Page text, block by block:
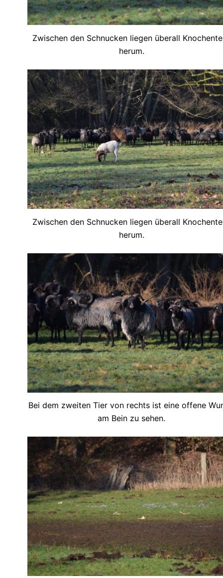
Zwischen den Schnucken liegen überall
herum.
Zwischen den Schnucken liegen überall
herum.
Bei dem zweiten Tier von rechts ist eine offene
am Bein zu sehen.